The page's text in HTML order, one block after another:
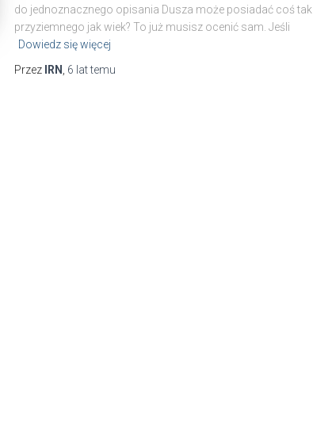
do jednoznacznego opisania Dusza może posiadać coś tak
przyziemnego jak wiek? To już musisz ocenić sam. Jeśli
Dowiedz się więcej
Przez
IRN 6 lattemu